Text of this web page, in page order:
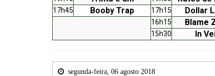
17h45 Booby Trap 17h15 Dollar
16h15 Blame
15h30 In
segunda-feira, 06 agosto 2018